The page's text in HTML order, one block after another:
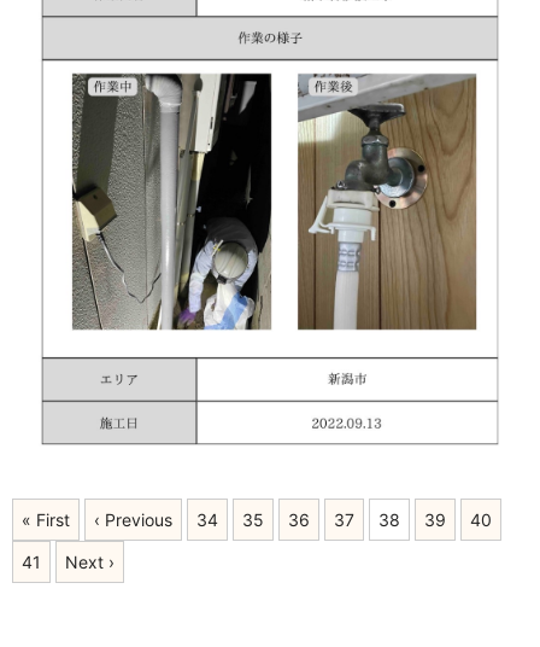
« First ‹ Previous 34 35 36 37 38 39 40
41 Next ›